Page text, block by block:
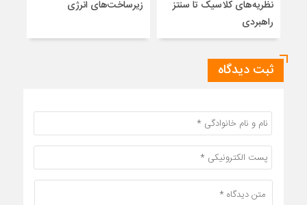
نظریه‌های کلاسیک تا سنتز
راهبردی
زیرساخت‌های انرژی
ثبت دیدگاه